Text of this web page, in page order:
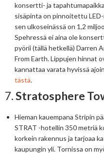
konsertti- ja
sisäpinta on pinnoitettu
sen ulkoseinässä on 1,2
Spehressä ei aina ole
pyörii (tällä hetkellä) Darren
From Earth. Lippujen hinnat
kannattaa varata hyvissä
tästä.
7.Stratosphere
Hieman kauempana Stripin
STRAT -hotellin 350 metriä
korkein rakennus ja tarjoaa
kaupungin yli. Tornissa on